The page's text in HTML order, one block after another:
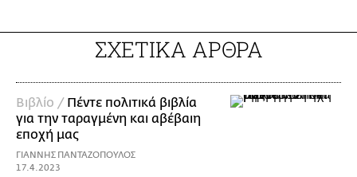
ΣΧΕΤΙΚΑ ΑΡΘΡΑ
Βιβλίο / Πέντε πολιτικά βιβλία
για την ταραγμένη και αβέβαιη
εποχή μας
ΓΙΑΝΝΗΣ ΠΑΝΤΑΖΟΠΟΥΛΟΣ
17.4.2023